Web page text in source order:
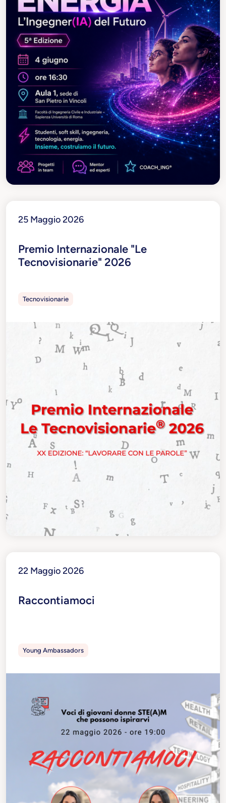
25 Maggio 2026
Premio Internazionale "Le
Tecnovisionarie" 2026
Tecnovisionarie
22 Maggio 2026
Raccontiamoci
Young Ambassadors